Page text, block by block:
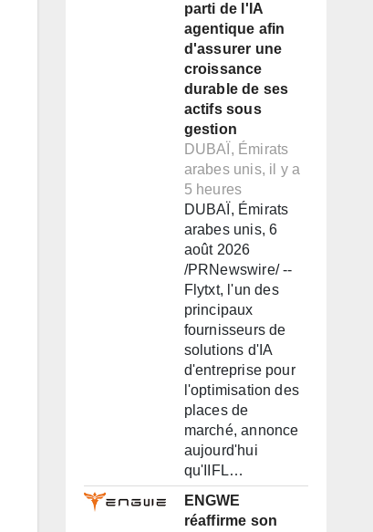
parti de l'IA
agentique afin
d'assurer une
croissance
durable de ses
actifs sous
gestion
DUBAÏ, Émirats
arabes unis, il y a
5 heures
DUBAÏ, Émirats
arabes unis, 6
août 2026
/PRNewswire/ --
Flytxt, l'un des
principaux
fournisseurs de
solutions d'IA
d'entreprise pour
l'optimisation des
places de
marché, annonce
aujourd'hui
qu'IIFL…
ENGWE
réaffirme son